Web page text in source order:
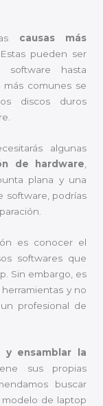
causas más
pueden ser
software hasta
comunes se
discos duros
algunas
de hardware
plana y una
software, podrías
es conocer el
softwares que
Sin embargo, es
y no
profesional de
y ensamblar la
sus propias
buscar
de laptop